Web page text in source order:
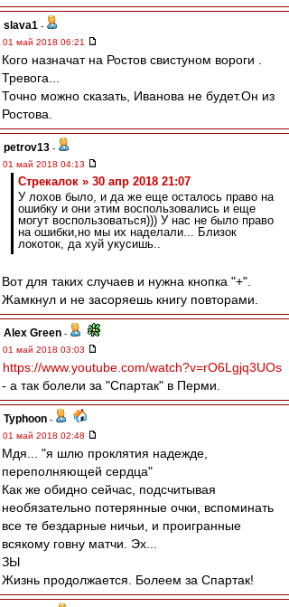
slava1 -
01 май 2018 06:21
Кого назначат на Ростов свистуном вороги .
Тревога...
Точно можно сказать, Иванова не будет.Он из
Ростова.
petrov13 -
01 май 2018 04:13
Стрекалок » 30 апр 2018 21:07
У лохов было, и да же еще осталось право на
ошибку и они этим воспользовались и еще
могут воспользоваться))) У нас не было право
на ошибки,но мы их наделали... Близок
локоток, да хуй укусишь..
Вот для таких случаев и нужна кнопка "+".
Жамкнул и не засоряешь книгу повторами.
Alex Green -
01 май 2018 03:03
https://www.youtube.com/watch?v=rO6Lgjq3UOs
- а так болели за "Спартак" в Перми.
Typhoon -
01 май 2018 02:48
Мдя... "я шлю проклятия надежде,
переполняющей сердца"
Как же обидно сейчас, подсчитывая
необязательно потерянные очки, вспоминать
все те бездарные ничьи, и проигранные
всякому говну матчи. Эх...
ЗЫ
Жизнь продолжается. Болеем за Спартак!